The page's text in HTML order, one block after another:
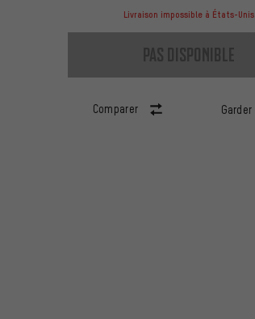
Livraison impossible à États-Unis
pas disponible
Comparer Garder